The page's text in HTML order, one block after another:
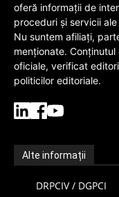
oferă informații de
proceduri și servicii
Nu suntem afiliați,
menționate.
oficiale, verificat
politicilor editoriale.
Alte informații
DRPCIV / DGPCI